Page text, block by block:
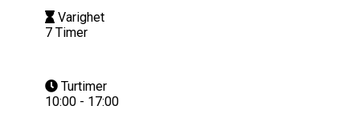
Varighet
7 Timer
Turtimer
10:00 - 17:00